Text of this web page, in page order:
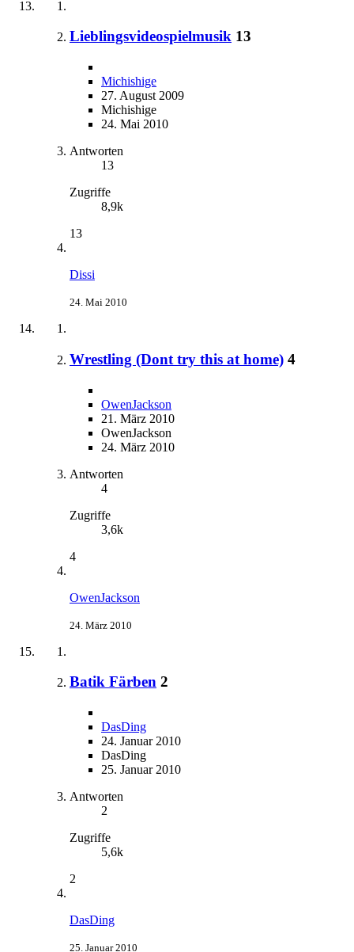
Lieblingsvideospielmusik 13
Michishige
27. August 2009
Michishige
24. Mai 2010
Antworten
13
Zugriffe
8,9k
13
Dissi
24. Mai 2010
Wrestling (Dont try this at home) 4
OwenJackson
21. März 2010
OwenJackson
24. März 2010
Antworten
4
Zugriffe
3,6k
4
OwenJackson
24. März 2010
Batik Färben 2
DasDing
24. Januar 2010
DasDing
25. Januar 2010
Antworten
2
Zugriffe
5,6k
2
DasDing
25. Januar 2010